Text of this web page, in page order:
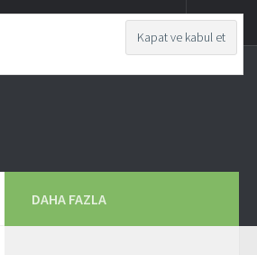
DAHA FAZLA